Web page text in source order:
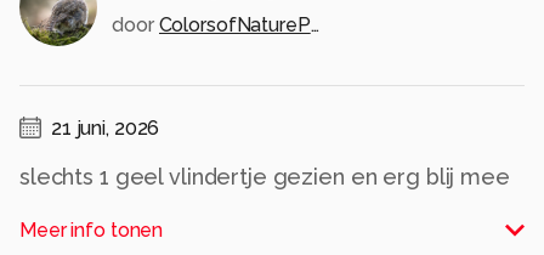
door ColorsofNaturePhotography
21 juni, 2026
slechts 1 geel vlindertje gezien en erg blij mee
warmte vliegen ze natuurlijk alle kanten op
Meer info tonen